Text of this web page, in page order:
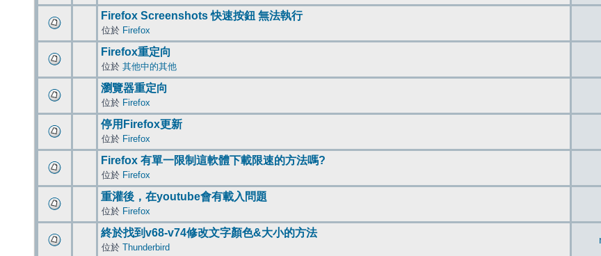
Firefox Screenshots 快速按鈕 無法執行
位於 Firefox
Firefox重定向
位於 其他中的其他
瀏覽器重定向
位於 Firefox
停用Firefox更新
位於 Firefox
Firefox 有單一限制這軟體下載限速的方法嗎?
位於 Firefox
重灌後，在youtube會有載入問題
位於 Firefox
終於找到v68-v74修改文字顏色&大小的方法
位於 Thunderbird